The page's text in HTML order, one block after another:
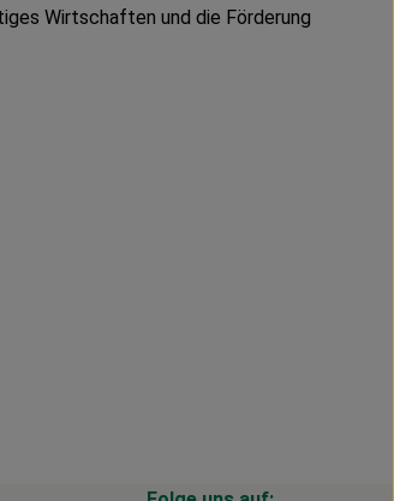
Wirtschaften und die Förderung